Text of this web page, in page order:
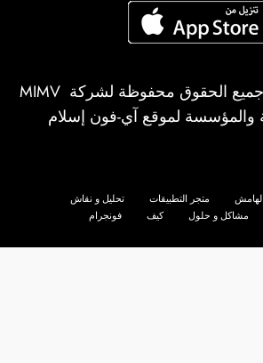
MIMV
والمؤسسة لموقع آي-فون إسلام
متجر التطبيقات
تحليل و نقاش
مشاكل و حلول كيف فونجرام